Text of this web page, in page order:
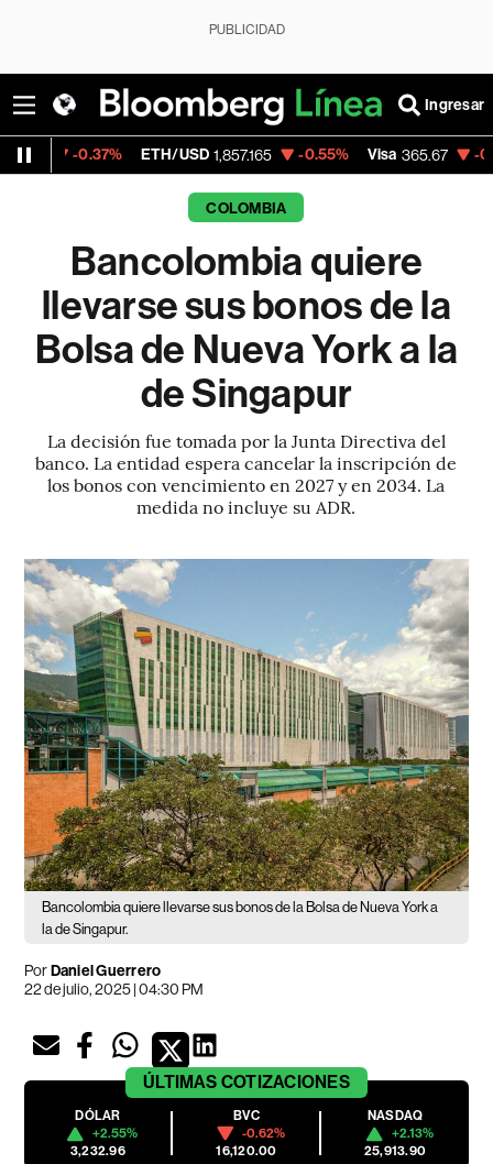
PUBLICIDAD
Ingresar
ETH/USD 1,857.165 -0.55% Visa 365.67 -0.13%
COLOMBIA
Bancolombia quiere
llevarse sus bonos de la
Bolsa de Nueva York a la
de Singapur
La decisión fue tomada por la Junta Directiva del
banco. La entidad espera cancelar la inscripción de
los bonos con vencimiento en 2027 y en 2034. La
medida no incluye su ADR.
Bancolombia quiere llevarse sus bonos de la Bolsa de Nueva York a
la de Singapur.
PorDaniel Guerrero
22 de julio, 2025 | 04:30 PM
ÚLTIMAS COTIZACIONES
DÓLAR
+2.55%
3,232.96
BVC
-0.62%
16,120.00
NASDAQ
+2.13%
25,913.90